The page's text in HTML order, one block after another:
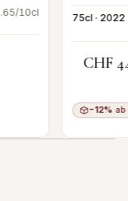
10cl 75cl · 2022
CHF
−12% ab